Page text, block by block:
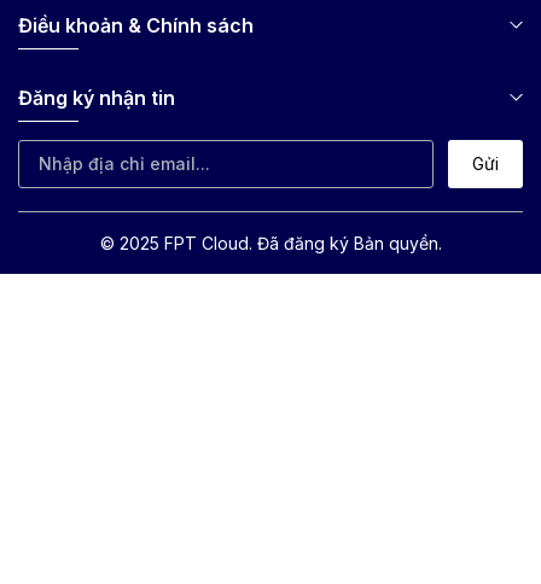
Điều khoản & Chính sách
Đăng ký nhận tin
Gửi
© 2025 FPT Cloud. Đã đăng ký Bản quyền.